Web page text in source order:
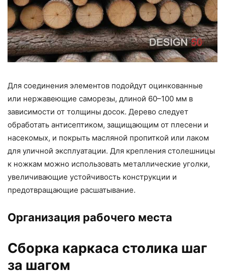
Для соединения элементов подойдут оцинкованные
или нержавеющие саморезы, длиной 60–100 мм в
зависимости от толщины досок. Дерево следует
обработать антисептиком, защищающим от плесени и
насекомых, и покрыть масляной пропиткой или лаком
для уличной эксплуатации. Для крепления столешницы
к ножкам можно использовать металлические уголки,
увеличивающие устойчивость конструкции и
предотвращающие расшатывание.
Организация рабочего места
Сборка каркаса столика шаг
за шагом